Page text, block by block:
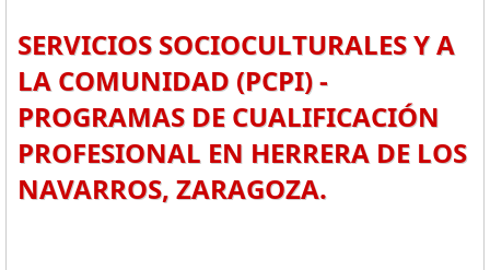
SERVICIOS SOCIOCULTURALES Y A
LA COMUNIDAD (PCPI) -
PROGRAMAS DE CUALIFICACIÓN
PROFESIONAL EN HERRERA DE LOS
NAVARROS, ZARAGOZA.